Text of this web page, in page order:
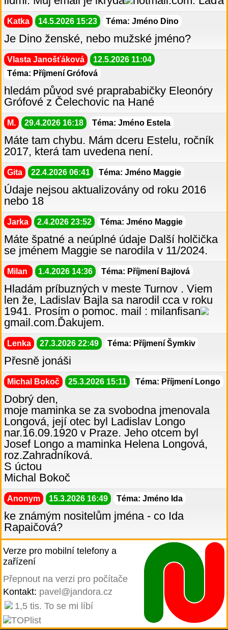
Katka 14.5.2026 15:23 Téma: Jméno Dino
Je Dino ženské, nebo mužské jméno?
Vlasta Janošťáková
12.5.2026 11:04
Téma: Příjmení Grófová
hledám původ své praprababičky Eleonóry
Grófové z Čelechovic na Hané
M. 29.4.2026 16:18 Téma: Jméno Estela
Máte tam chybu. Mám dceru Estelu, ročník
2017, která tam uvedena není.
Gita 22.4.2026 06:41 Téma: Jméno Maggie
Údaje nejsou aktualizovány od roku 2016
nebo 18
Jarka 2.4.2026 23:52 Téma: Jméno Maggie
Máte špatné a neúplné údaje Další holčička
se jménem Maggie se narodila v 11/2024.
Milan 1.4.2026 14:36 Téma: Příjmení Bajlová
Hladám príbuzných v meste Turnov . Viem
len že, Ladislav Bajla sa narodil cca v roku
1941. Prosím o pomoc. mail : milanfisan
gmail.com.Ďakujem.
Lenka 27.3.2026 22:49 Téma: Příjmení Šymkiv
Přesně jonáši
Michal Bokoč 25.3.2026 15:11 Téma: Příjmení Longo
Dobrý den,
moje maminka se za svobodna jmenovala
Longová, její otec byl Ladislav Longo
nar.16.09.1920 v Praze. Jeho otcem byl
Josef Longo a maminka Helena Longová,
roz.Zahradníková.
S úctou
Michal Bokoč
Anonym 15.3.2026 16:49 Téma: Jméno Ida
ke známým nositelům jména - co Ida
Rapaičová?
Verze pro mobilní telefony a
zařízení
Přepnout na verzi pro počítače
Kontakt: pavel@jandora.cz
1,5 tis. To se mi líbí